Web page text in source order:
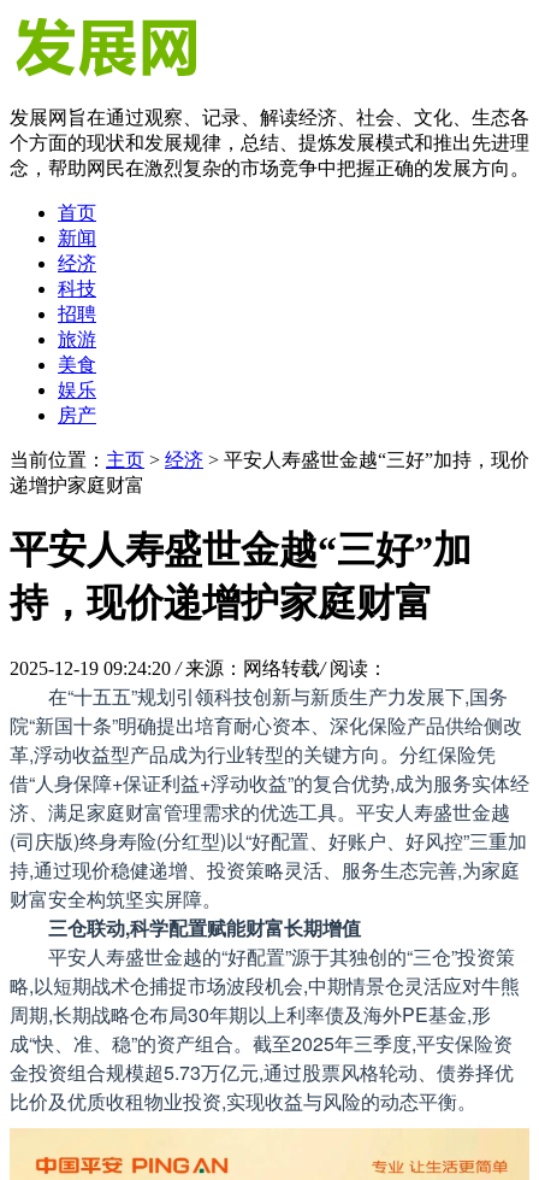
发展网旨在通过观察、记录、解读经济、社会、文化、生态各
个方面的现状和发展规律，总结、提炼发展模式和推出先进理
念，帮助网民在激烈复杂的市场竞争中把握正确的发展方向。
首页
新闻
经济
科技
招聘
旅游
美食
娱乐
房产
当前位置： 主页 > 经济 > 平安人寿盛世金越“三好”加持，现价
递增护家庭财富
平安人寿盛世金越“三好”加
持，现价递增护家庭财富
2025-12-19 09:24:20 / 来源：网络转载/ 阅读：
在“十五五”规划引领科技创新与新质生产力发展下,国务
院“新国十条”明确提出培育耐心资本、深化保险产品供给侧改
革,浮动收益型产品成为行业转型的关键方向。分红保险凭
借“人身保障+保证利益+浮动收益”的复合优势,成为服务实体经
济、满足家庭财富管理需求的优选工具。平安人寿盛世金越
(司庆版)终身寿险(分红型)以“好配置、好账户、好风控”三重加
持,通过现价稳健递增、投资策略灵活、服务生态完善,为家庭
财富安全构筑坚实屏障。
三仓联动,科学配置赋能财富长期增值
平安人寿盛世金越的“好配置”源于其独创的“三仓”投资策
略,以短期战术仓捕捉市场波段机会,中期情景仓灵活应对牛熊
周期,长期战略仓布局30年期以上利率债及海外PE基金,形
成“快、准、稳”的资产组合。截至2025年三季度,平安保险资
金投资组合规模超5.73万亿元,通过股票风格轮动、债券择优
比价及优质收租物业投资,实现收益与风险的动态平衡。